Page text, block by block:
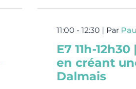
11:00 - 12:30 | Par
E7 11h-
en créant
Dalmais